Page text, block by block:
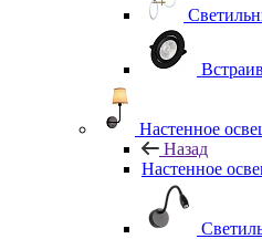
Настенное
Назад
Настенное